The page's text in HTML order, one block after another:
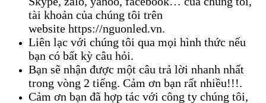
tài khoản của chúng tôi trên
website https://nguonled.vn.
Liên lạc với chúng tôi qua mọi hình thức nếu
bạn có bất kỳ câu hỏi.
Bạn sẽ nhận được một câu trả lời nhanh nhất
trong vòng 2 tiếng. Cảm ơn bạn rất nhiều!!!.
Cảm ơn bạn đã hợp tác với công ty chúng tôi,